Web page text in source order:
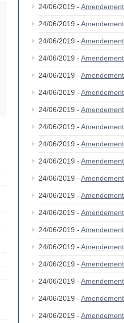
24/06/2019 -
24/06/2019 -
24/06/2019 -
24/06/2019 -
24/06/2019 -
24/06/2019 -
24/06/2019 -
24/06/2019 -
24/06/2019 -
24/06/2019 -
24/06/2019 -
24/06/2019 -
24/06/2019 -
24/06/2019 -
24/06/2019 -
24/06/2019 - Amendement
24/06/2019 -
24/06/2019 -
24/06/2019 -